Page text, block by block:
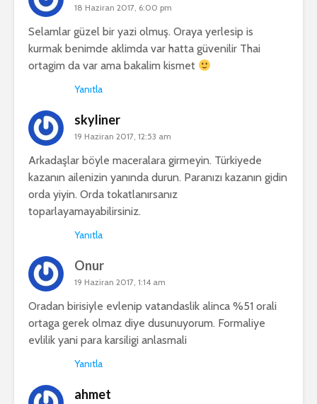
18 Haziran 2017, 6:00 pm
Selamlar güzel bir yazi olmuş. Oraya yerlesip is
kurmak benimde aklimda var hatta güvenilir Thai
ortagim da var ama bakalim kismet
Yanıtla
skyliner
19 Haziran 2017, 12:53 am
Arkadaşlar böyle maceralara girmeyin. Türkiyede
kazanın ailenizin yanında durun. Paranızı kazanın gidin
orda yiyin. Orda tokatlanırsanız
toparlayamayabilirsiniz.
Yanıtla
Onur
19 Haziran 2017, 1:14 am
Oradan birisiyle evlenip vatandaslik alinca %51 orali
ortaga gerek olmaz diye dusunuyorum. Formaliye
evlilik yani para karsiligi anlasmali
Yanıtla
ahmet